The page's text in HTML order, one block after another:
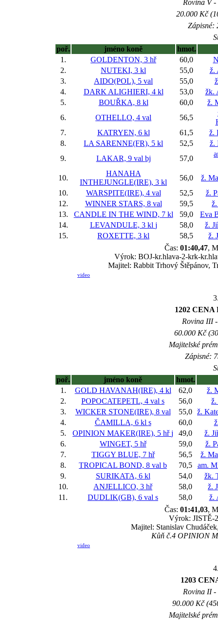
Rovina V
20.000 Kč
Zápisné:
poř.
jméno koně
hmot.
1.
GOLDENTON, 3 hř 60,0
2.
NUTEKI, 3 kl 55,0
ž.
3.
AIDO(POL), 5 val 55,0
4.
DARK ALIGHIERI, 4 kl 53,0
žk.
5.
BOUŘKA, 8 kl 60,0
ž.
6.
OTHELLO, 4 val 56,5
7.
KATRYEN, 6 kl 61,5
ž.
8.
LA SARENNE(FR), 5 kl 52,5
ž.
9.
LAKAR, 9 val bj 57,0
10.
HANAHA
INTHEJUNGLE(IRE), 3 kl
56,0
ž.
10.
WARSPITE(IRE), 4 val 52,5
ž.
12.
WINNER STARS, 8 val 59,5
13.
CANDLE IN THE WIND, 7 kl 59,0
Eva
14.
LEVANDULE, 3 kl j 58,0
ž.
15.
ROXETTE, 3 kl 58,5
ž.
Čas: 01:40,47,
Výrok: BOJ-kr.hlava-2-krk-
Majitel: Rabbit Trhový Štěpánov,
video
1202
Rovina III
60.000 Kč
Majitelské
Zápisné:
poř.
jméno koně
hmot.
1.
GOLD HAVANAH(IRE), 4 kl 62,0
ž.
2.
POPOCATEPETL, 4 val s 56,0
3.
WICKER STONE(IRE), 8 val 55,0 ž.
4.
ČAMILLA, 6 kl s 60,0
5.
OPINION MAKER(IRE), 5 hřj 49,0
ž.
6.
WINGET, 5 hř 59,0
ž.
7.
TIGGY BLUE, 7 hř 56,5
ž.
8.
TROPICAL BOND, 8 val b 70,5
am.
9.
SURIKATA, 6 kl 54,0
žk.
10.
ANJELLICO, 3 hř 58,0
ž.
11.
DUDLIK(GB), 6 val s 58,0
ž.
Čas: 01:41,03,
Výrok: JISTĚ-
Majitel: Stanislav
Kůň č.4 OPINION
video
1203
Rovina II -
90.000 Kč
Majitelské